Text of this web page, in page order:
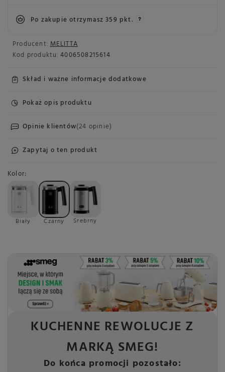
Producent: MELITTA
Kod produktu: 4006508215614
Skład i ważne informacje dodatkowe
Pokaż opis produktu
Opinie klientów(24 opinie)
Zapytaj o ten produkt
Kolor
Biały Czarny Srebrny
Po zakupie otrzymasz359 pkt.
KUCHENNE REWOLUCJE Z
MARKĄ SMEG!
Do końca promocji pozostało: